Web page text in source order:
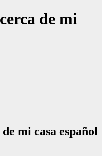
de mi
mi casa español